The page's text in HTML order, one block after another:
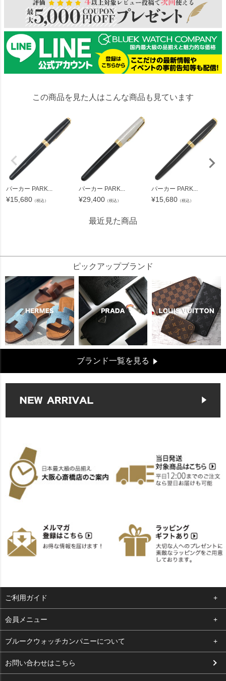
この商品を見た人はこんな商品も見ています
パーカー PARK...
¥15,680 （税込）
パーカー PARK...
¥29,400 （税込）
パーカー PARK...
¥15,680 （税込）
最近見た商品
ピックアップブランド
ブランド一覧を見る
ご利用ガイド
よくある質問
支払い・送料
お客様の声
会員メニュー
ログイン
お気に入り
ブルークウォッチカンパニーについて
会社概要
お問い合わせはこちら